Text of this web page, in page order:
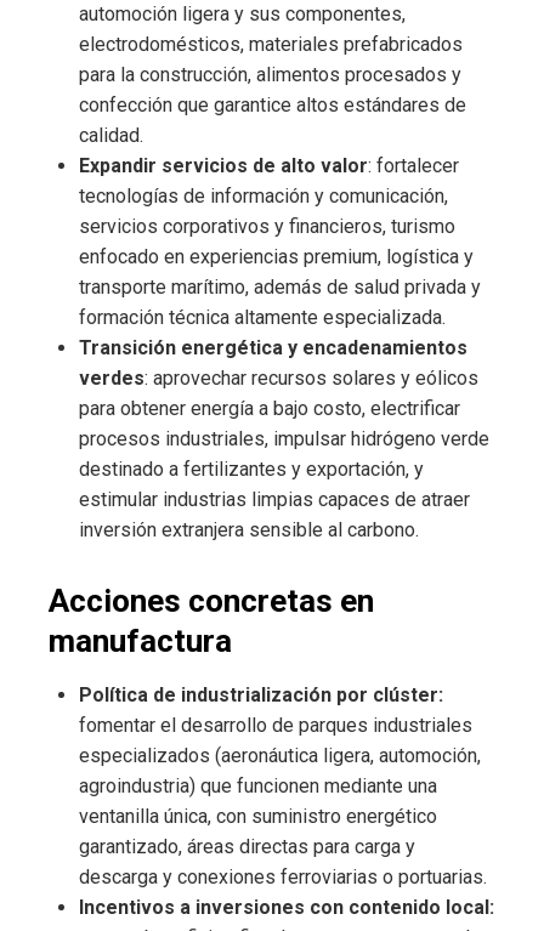
automoción ligera y sus componentes,
electrodomésticos, materiales prefabricados
para la construcción, alimentos procesados y
confección que garantice altos estándares de
calidad.
Expandir servicios de alto valor: fortalecer
tecnologías de información y comunicación,
servicios corporativos y financieros, turismo
enfocado en experiencias premium, logística y
transporte marítimo, además de salud privada y
formación técnica altamente especializada.
Transición energética y encadenamientos
verdes: aprovechar recursos solares y eólicos
para obtener energía a bajo costo, electrificar
procesos industriales, impulsar hidrógeno verde
destinado a fertilizantes y exportación, y
estimular industrias limpias capaces de atraer
inversión extranjera sensible al carbono.
Acciones concretas en
manufactura
Política de industrialización por clúster:
fomentar el desarrollo de parques industriales
especializados (aeronáutica ligera, automoción,
agroindustria) que funcionen mediante una
ventanilla única, con suministro energético
garantizado, áreas directas para carga y
descarga y conexiones ferroviarias o portuarias.
Incentivos a inversiones con contenido local: